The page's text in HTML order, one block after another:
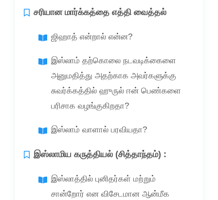
சரியான மார்க்கத்தை எத்தி வைத்தல்
ஜிஹாத் என்றால் என்ன?
இஸ்லாம் தற்கொலை நடவடிக்கைளை
அனுமதித்து அதற்காக அவர்களுக்கு
சுவர்க்கத்தில் ஹுருல் ஈன் பெண்களை
பரிசாக வழங்குகிறதா?
இஸ்லாம் வாளால் பரவியதா?
இஸ்லாமிய கருத்தியல் (சித்தாந்தம்) :
இஸ்லாத்தில் புனிதர்கள் மற்றும்
சான்றோர் என விசேடமான ஆன்மீக